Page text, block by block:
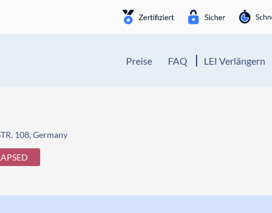
Preise FAQ LEI Verlängern
108, Germany